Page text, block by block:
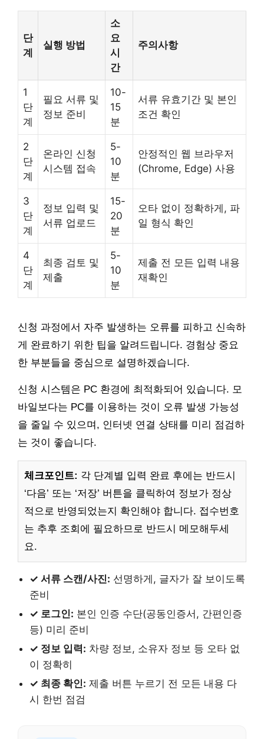
단
계
실행 방법
소
요
시
간
주의사항
1
단
계
필요 서류 및
정보 준비
10-
15
분
서류 유효기간 및 본인
조건 확인
2
단
계
온라인 신청
시스템 접속
5-
10
분
안정적인 웹 브라우저
(Chrome, Edge) 사용
3
단
계
정보 입력 및
서류 업로드
15-
20
분
오타 없이 정확하게, 파
일 형식 확인
4
단
계
최종 검토 및
제출
5-
10
분
제출 전 모든 입력 내용
재확인
신청 과정에서 자주 발생하는 오류를 피하고 신속하
게 완료하기 위한 팁을 알려드립니다. 경험상 중요
한 부분들을 중심으로 설명하겠습니다.
신청 시스템은 PC 환경에 최적화되어 있습니다. 모
바일보다는 PC를 이용하는 것이 오류 발생 가능성
을 줄일 수 있으며, 인터넷 연결 상태를 미리 점검하
는 것이 좋습니다.
체크포인트: 각 단계별 입력 완료 후에는 반드시
‘다음’ 또는 ‘저장’ 버튼을 클릭하여 정보가 정상
적으로 반영되었는지 확인해야 합니다. 접수번호
는 추후 조회에 필요하므로 반드시 메모해두세
요.
✓ 서류 스캔/사진: 선명하게, 글자가 잘 보이도록
준비
✓ 로그인: 본인 인증 수단(공동인증서, 간편인증
등) 미리 준비
✓ 정보 입력: 차량 정보, 소유자 정보 등 오타 없
이 정확히
✓ 최종 확인: 제출 버튼 누르기 전 모든 내용 다
시 한번 점검